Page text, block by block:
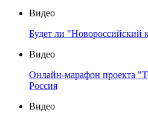
Видео
Будет ли "Новороссийский
Видео
Онлайн-марафон проекта
Россия
Видео